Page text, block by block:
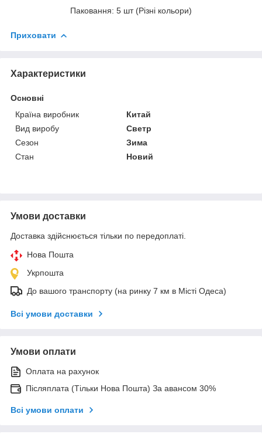
Паковання: 5 шт (Різні кольори)
Приховати
Характеристики
Основні
Країна виробник
Китай
Вид виробу
Светр
Сезон
Зима
Стан
Новий
Умови доставки
Доставка здійснюється тільки по передоплаті.
Нова Пошта
Укрпошта
До вашого транспорту (на ринку 7 км в Місті Одеса)
Всі умови доставки
Умови оплати
Оплата на рахунок
Післяплата (Тільки Нова Пошта) За авансом 30%
Всі умови оплати